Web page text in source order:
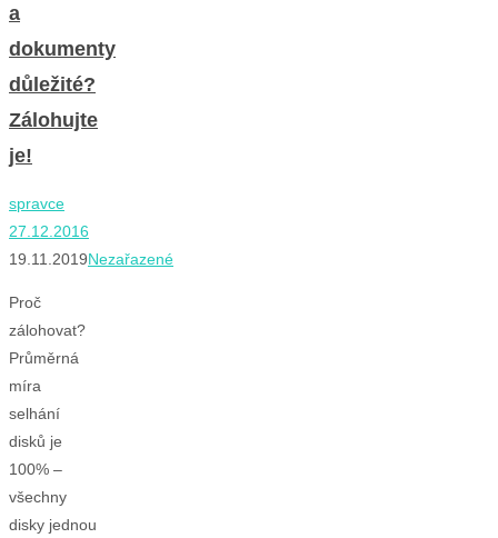
a
dokumenty
důležité?
Zálohujte
je!
spravce
27.12.2016
19.11.2019Nezařazené
Proč
zálohovat?
Průměrná
míra
selhání
disků je
100% –
všechny
disky jednou